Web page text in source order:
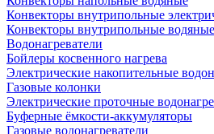
Конвекторы внутрипольные
Конвекторы внутрипольные водяные
Водонагреватели
Бойлеры косвенного нагрева
Электрические накопительные
Газовые колонки
Электрические проточные
Буферные ёмкости-аккумуляторы
Газовые водонагреватели